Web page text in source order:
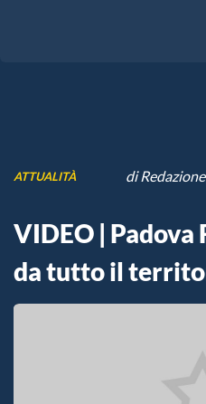
ATTUALITÀ di
VIDEO | Padova
da tutto il